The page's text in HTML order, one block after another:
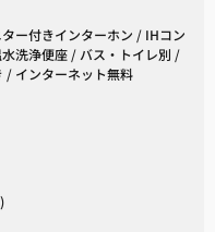
ー付きインターホン / IHコン
洗浄便座 / バス・トイレ別 /
/ インターネット無料